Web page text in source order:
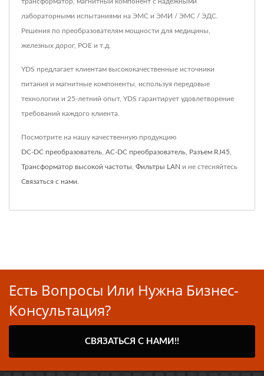
лабораторными испытаниями на ЭМС и ЭМИ / ЭМС / ЭДС.
Решения по преобразователям мощности для медицины,
железных дорог, POE и т.д.
YDS предлагает клиентам высококачественные источники
питания и магнитные компоненты, используя передовые
технологии и 25-летний опыт, YDS гарантирует удовлетворение
требований каждого клиента.
Посмотрите на нашу качественную продукцию
DC-DC преобразователь AC-DC преобразователь Разъем RJ45
Трансформатор высокой частоты Фильтры LAN и не стесняйтесь
Связаться с нами
Есть Вопросы Или Нужна Бизнес-
Консультация?
СВЯЗАТЬСЯ С НАМИ!!